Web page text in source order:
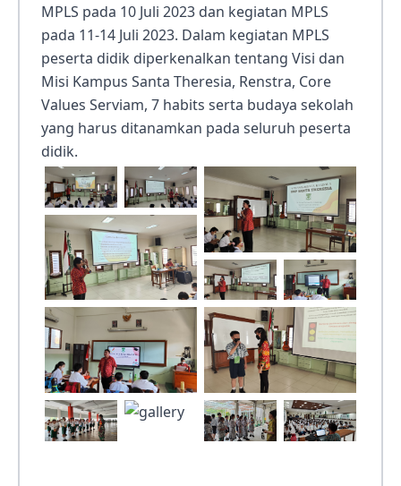
MPLS pada 10 Juli 2023 dan kegiatan MPLS
pada 11-14 Juli 2023. Dalam kegiatan MPLS
peserta didik diperkenalkan tentang Visi dan
Misi Kampus Santa Theresia, Renstra, Core
Values Serviam, 7 habits serta budaya sekolah
yang harus ditanamkan pada seluruh peserta
didik.